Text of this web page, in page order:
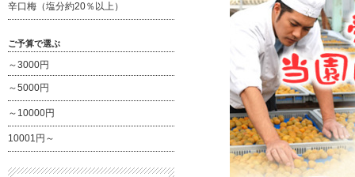
辛口梅（塩分約20％以上）
ご予算で選ぶ
～3000円
～5000円
～10000円
10001円～